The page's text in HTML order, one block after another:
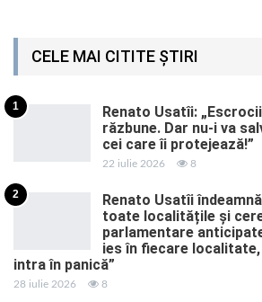
CELE MAI CITITE ȘTIRI
1
Renato Usatîi:
răzbune. Dar nu-i va
cei care îi protejează!”
22 iulie 2026 8
2
Renato Usatîi
toate localitățile și
parlamentare
ies în fiecare
intra în panică”
28 iulie 2026 8